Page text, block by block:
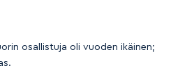
osallistuja oli vuoden ikäinen;